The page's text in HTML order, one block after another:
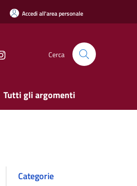
Accedi all'area personale
Cerca
Tutti gli argomenti
Categorie